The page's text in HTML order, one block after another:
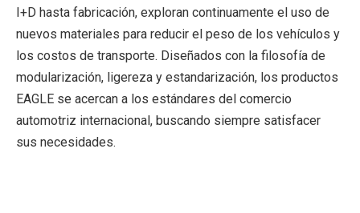
I+D hasta fabricación, exploran continuamente el uso de
nuevos materiales para reducir el peso de los vehículos y
los costos de transporte. Diseñados con la filosofía de
modularización, ligereza y estandarización, los productos
EAGLE se acercan a los estándares del comercio
automotriz internacional, buscando siempre satisfacer
sus necesidades.